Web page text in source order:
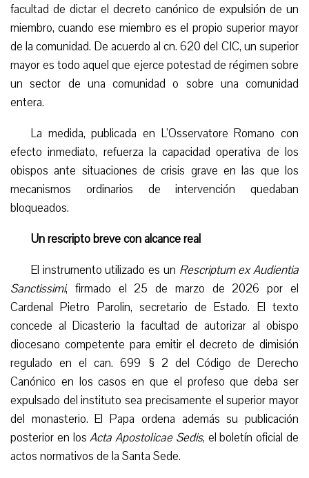
facultad de dictar el decreto canónico de expulsión de un
miembro, cuando ese miembro es el propio superior mayor
de la comunidad. De acuerdo al cn. 620 del CIC, un superior
mayor es todo aquel que ejerce potestad de régimen sobre
un sector de una comunidad o sobre una comunidad
entera.
La medida, publicada en L’Osservatore Romano con
efecto inmediato, refuerza la capacidad operativa de los
obispos ante situaciones de crisis grave en las que los
mecanismos ordinarios de intervención quedaban
bloqueados.
Un rescripto breve con alcance real
El instrumento utilizado es un Rescriptum ex Audientia
Sanctissimi, firmado el 25 de marzo de 2026 por el
Cardenal Pietro Parolin, secretario de Estado. El texto
concede al Dicasterio la facultad de autorizar al obispo
diocesano competente para emitir el decreto de dimisión
regulado en el can. 699 § 2 del Código de Derecho
Canónico en los casos en que el profeso que deba ser
expulsado del instituto sea precisamente el superior mayor
del monasterio. El Papa ordena además su publicación
posterior en losActa Apostolicae Sedis, el boletín oficial de
actos normativos de la Santa Sede.